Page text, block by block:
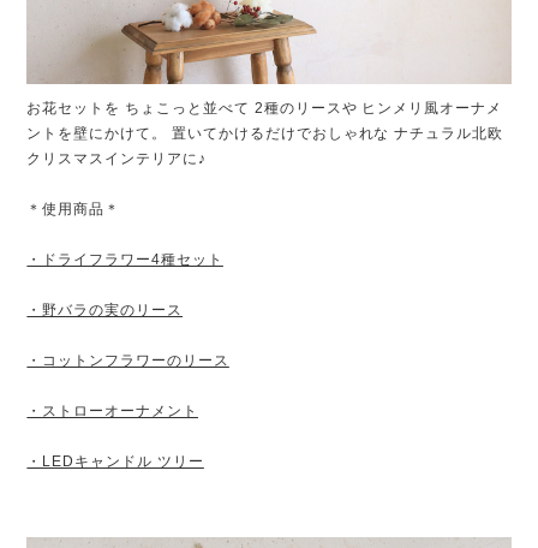
お花セットを ちょこっと並べて 2種のリースや ヒンメリ風オーナメ
ントを壁にかけて。 置いてかけるだけでおしゃれな ナチュラル北欧
クリスマスインテリアに♪
＊使用商品＊
・ドライフラワー4種セット
・野バラの実のリース
・コットンフラワーのリース
・ストローオーナメント
・LEDキャンドル ツリー